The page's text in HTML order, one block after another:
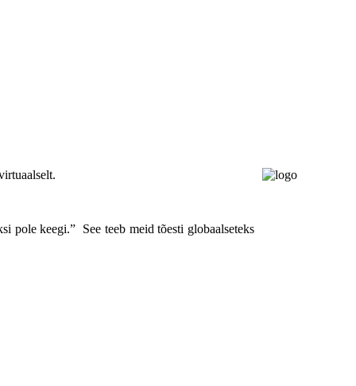
pole keegi.” See teeb meid tõesti globaalseteks